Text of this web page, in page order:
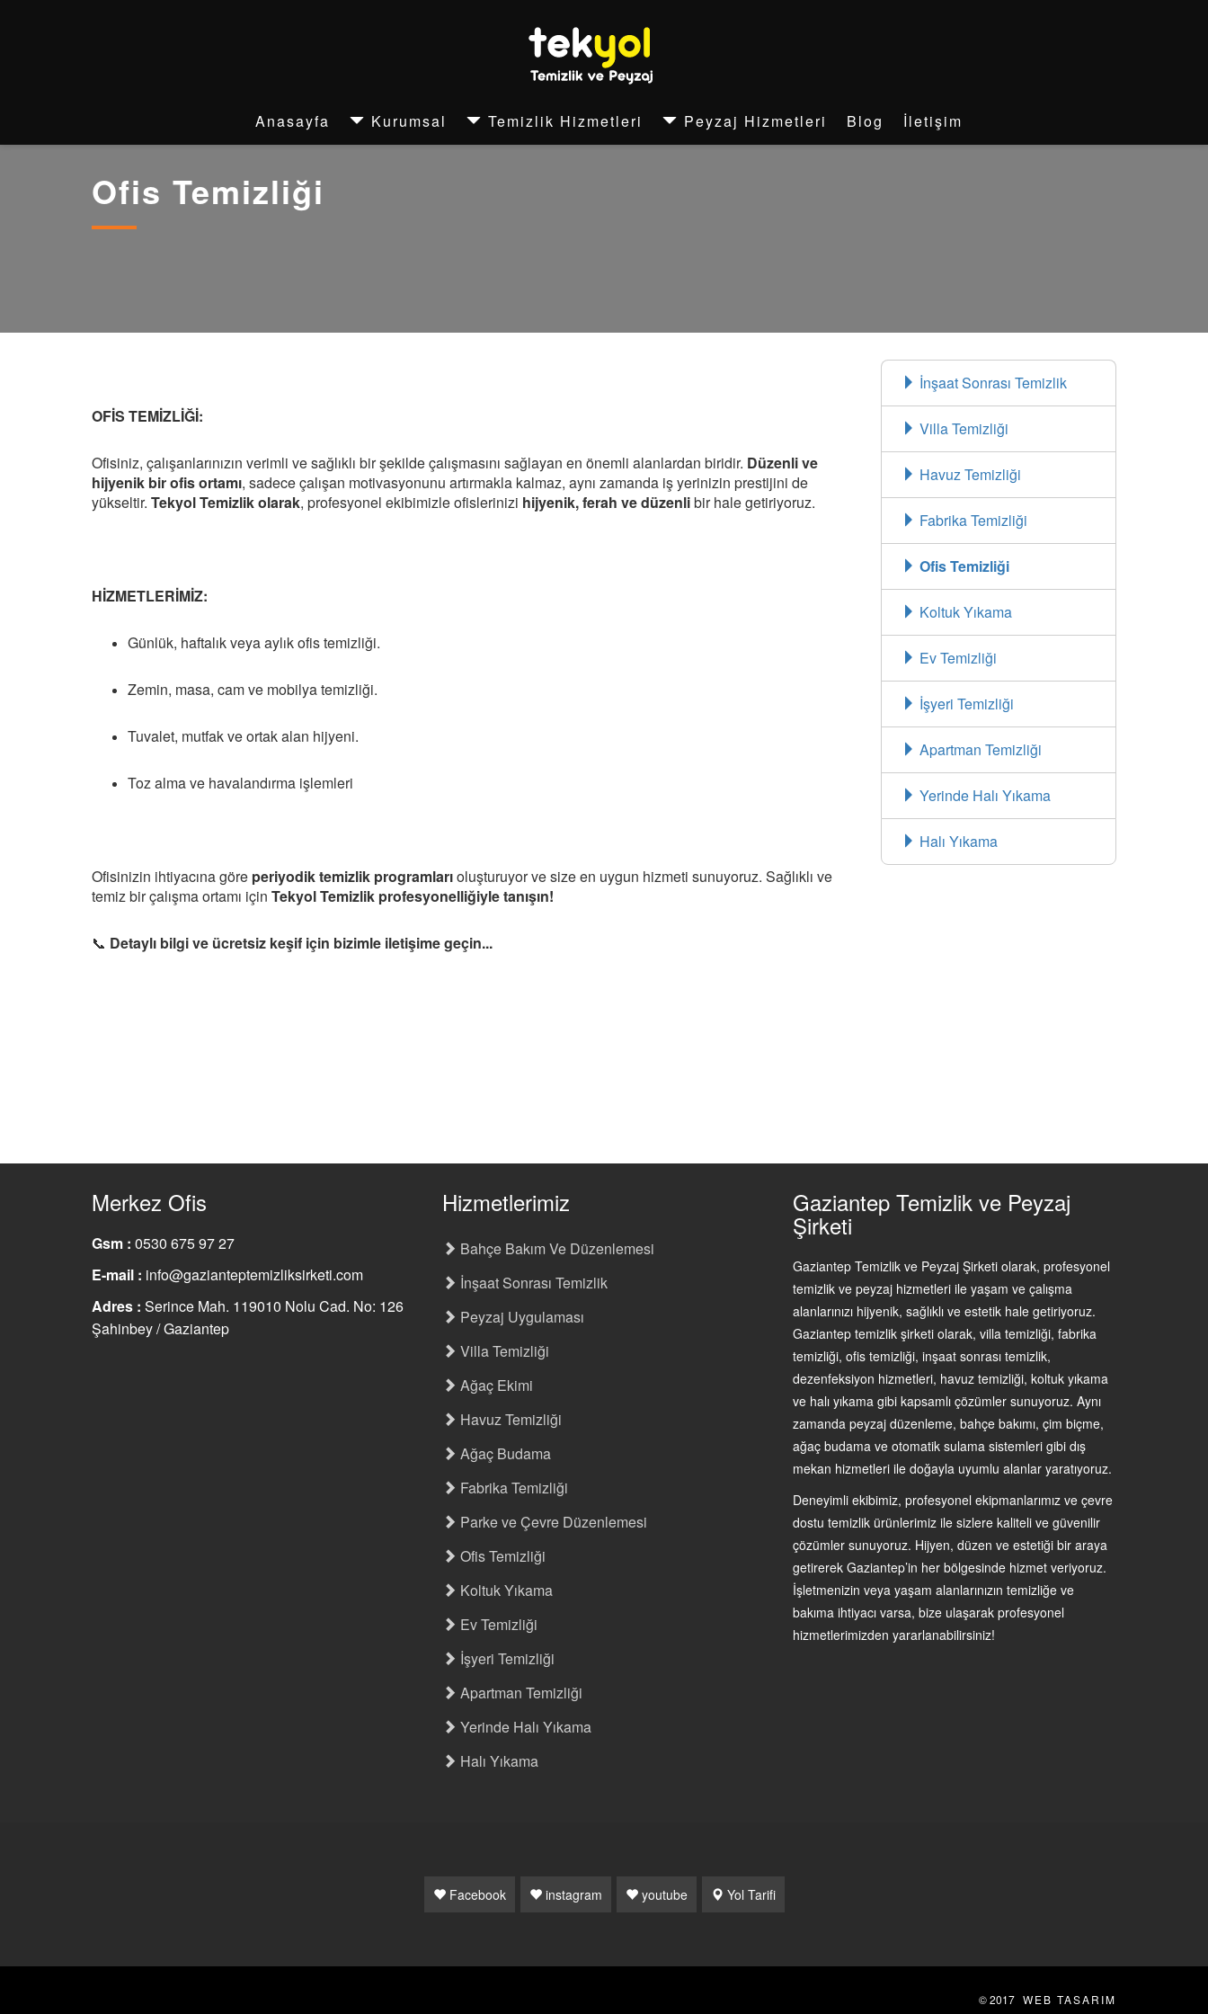
Anasayfa Kurumsal Temizlik Hizmetleri Peyzaj Hizmetleri Blog İletişim
Ofis Temizliği
OFİS TEMİZLİĞİ:
Ofisiniz, çalışanlarınızın verimli ve sağlıklı bir şekilde çalışmasını sağlayan en önemli alanlardan biridir. Düzenli ve
hijyenik bir ofis ortamı, sadece çalışan motivasyonunu artırmakla kalmaz, aynı zamanda iş yerinizin prestijini de
yükseltir. Tekyol Temizlik olarak, profesyonel ekibimizle ofislerinizi hijyenik, ferah ve düzenlibir hale getiriyoruz.
HİZMETLERİMİZ:
Günlük, haftalık veya aylık ofis temizliği.
Zemin, masa, cam ve mobilya temizliği.
Tuvalet, mutfak ve ortak alan hijyeni.
Toz alma ve havalandırma işlemleri
Ofisinizin ihtiyacına göre periyodik temizlik programlarıoluşturuyor ve size en uygun hizmeti sunuyoruz. Sağlıklı ve
temiz bir çalışma ortamı için Tekyol Temizlik profesyonelliğiyle tanışın!
📞 Detaylı bilgi ve ücretsiz keşif için bizimle iletişime geçin...
İnşaat Sonrası Temizlik
Villa Temizliği
Havuz Temizliği
Fabrika Temizliği
Ofis Temizliği
Koltuk Yıkama
Ev Temizliği
İşyeri Temizliği
Apartman Temizliği
Yerinde Halı Yıkama
Halı Yıkama
Merkez Ofis
Gsm : 0530 675 97 27
E-mail : info@gazianteptemizliksirketi.com
Adres : Serince Mah. 119010 Nolu Cad. No: 126
Şahinbey / Gaziantep
Hizmetlerimiz
Bahçe Bakım Ve Düzenlemesi
İnşaat Sonrası Temizlik
Peyzaj Uygulaması
Villa Temizliği
Ağaç Ekimi
Havuz Temizliği
Ağaç Budama
Fabrika Temizliği
Parke ve Çevre Düzenlemesi
Ofis Temizliği
Koltuk Yıkama
Ev Temizliği
İşyeri Temizliği
Apartman Temizliği
Yerinde Halı Yıkama
Halı Yıkama
Gaziantep Temizlik ve Peyzaj
Şirketi
Gaziantep Temizlik ve Peyzaj Şirketi olarak, profesyonel
temizlik ve peyzaj hizmetleri ile yaşam ve çalışma
alanlarınızı hijyenik, sağlıklı ve estetik hale getiriyoruz.
Gaziantep temizlik şirketi olarak, villa temizliği, fabrika
temizliği, ofis temizliği, inşaat sonrası temizlik,
dezenfeksiyon hizmetleri, havuz temizliği, koltuk yıkama
ve halı yıkama gibi kapsamlı çözümler sunuyoruz. Aynı
zamanda peyzaj düzenleme, bahçe bakımı, çim biçme,
ağaç budama ve otomatik sulama sistemleri gibi dış
mekan hizmetleri ile doğayla uyumlu alanlar yaratıyoruz.
Deneyimli ekibimiz, profesyonel ekipmanlarımız ve çevre
dostu temizlik ürünlerimiz ile sizlere kaliteli ve güvenilir
çözümler sunuyoruz. Hijyen, düzen ve estetiği bir araya
getirerek Gaziantep’in her bölgesinde hizmet veriyoruz.
İşletmenizin veya yaşam alanlarınızın temizliğe ve
bakıma ihtiyacı varsa, bize ulaşarak profesyonel
hizmetlerimizden yararlanabilirsiniz!
Facebook instagram youtube Yol Tarifi
© 2017 WEB TASARIM